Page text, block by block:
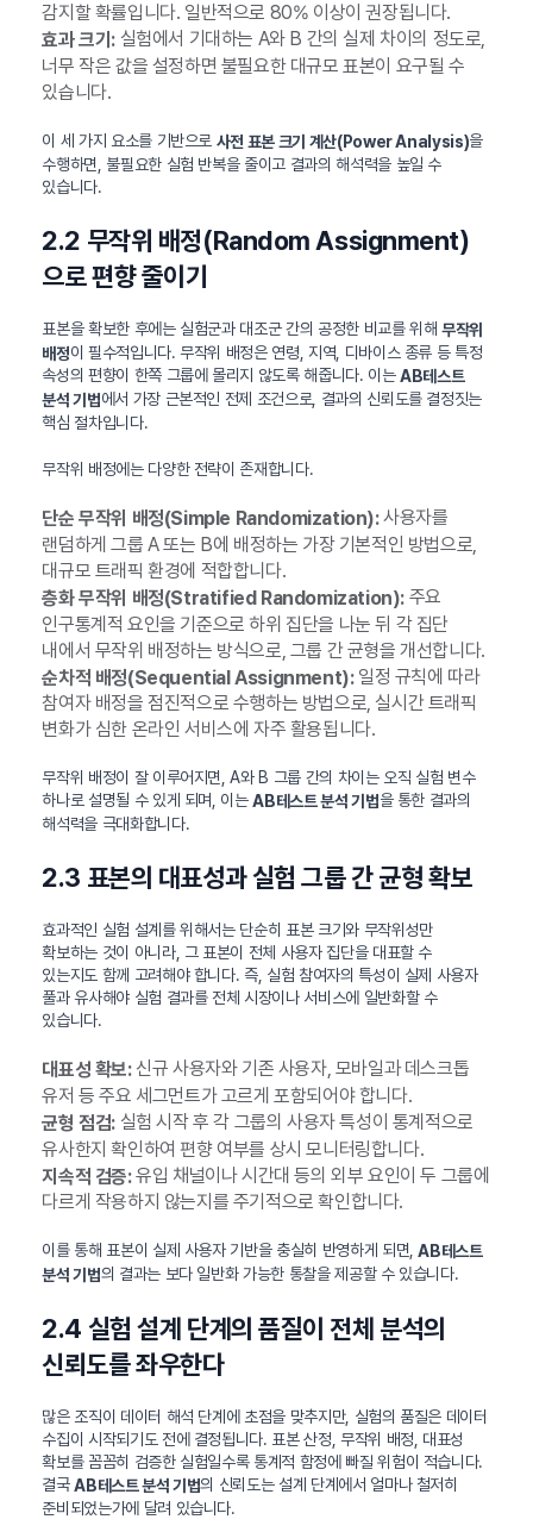
감지할 확률입니다. 일반적으로 80% 이상이 권장됩니다.
효과 크기:실험에서 기대하는 A와 B 간의 실제 차이의 정도로,
너무 작은 값을 설정하면 불필요한 대규모 표본이 요구될 수
있습니다.
이 세 가지 요소를 기반으로 사전 표본 크기 계산(Power Analysis)을
수행하면, 불필요한 실험 반복을 줄이고 결과의 해석력을 높일 수
있습니다.
2.2 무작위 배정(Random Assignment)
으로 편향 줄이기
표본을 확보한 후에는 실험군과 대조군 간의 공정한 비교를 위해무작위
배정이 필수적입니다. 무작위 배정은 연령, 지역, 디바이스 종류 등 특정
속성의 편향이 한쪽 그룹에 몰리지 않도록 해줍니다. 이는AB테스트
분석 기법에서 가장 근본적인 전제 조건으로, 결과의 신뢰도를 결정짓는
핵심 절차입니다.
무작위 배정에는 다양한 전략이 존재합니다.
단순 무작위 배정(Simple Randomization):사용자를
랜덤하게 그룹 A 또는 B에 배정하는 가장 기본적인 방법으로,
대규모 트래픽 환경에 적합합니다.
층화 무작위 배정(Stratified Randomization):주요
인구통계적 요인을 기준으로 하위 집단을 나눈 뒤 각 집단
내에서 무작위 배정하는 방식으로, 그룹 간 균형을 개선합니다.
순차적 배정(Sequential Assignment):일정 규칙에 따라
참여자 배정을 점진적으로 수행하는 방법으로, 실시간 트래픽
변화가 심한 온라인 서비스에 자주 활용됩니다.
무작위 배정이 잘 이루어지면, A와 B 그룹 간의 차이는 오직 실험 변수
하나로 설명될 수 있게 되며, 이는AB테스트 분석 기법을 통한 결과의
해석력을 극대화합니다.
2.3 표본의 대표성과 실험 그룹 간 균형 확보
효과적인 실험 설계를 위해서는 단순히 표본 크기와 무작위성만
확보하는 것이 아니라, 그 표본이 전체 사용자 집단을 대표할 수
있는지도 함께 고려해야 합니다. 즉, 실험 참여자의 특성이 실제 사용자
풀과 유사해야 실험 결과를 전체 시장이나 서비스에 일반화할 수
있습니다.
대표성 확보:신규 사용자와 기존 사용자, 모바일과 데스크톱
유저 등 주요 세그먼트가 고르게 포함되어야 합니다.
균형 점검:실험 시작 후 각 그룹의 사용자 특성이 통계적으로
유사한지 확인하여 편향 여부를 상시 모니터링합니다.
지속적 검증:유입 채널이나 시간대 등의 외부 요인이 두 그룹에
다르게 작용하지 않는지를 주기적으로 확인합니다.
이를 통해 표본이 실제 사용자 기반을 충실히 반영하게 되면,AB테스트
분석 기법의 결과는 보다 일반화 가능한 통찰을 제공할 수 있습니다.
2.4 실험 설계 단계의 품질이 전체 분석의
신뢰도를 좌우한다
많은 조직이 데이터 해석 단계에 초점을 맞추지만, 실험의 품질은 데이터
수집이 시작되기도 전에 결정됩니다. 표본 산정, 무작위 배정, 대표성
확보를 꼼꼼히 검증한 실험일수록 통계적 함정에 빠질 위험이 적습니다.
결국 AB테스트 분석 기법의 신뢰도는 설계 단계에서 얼마나 철저히
준비되었는가에 달려 있습니다.